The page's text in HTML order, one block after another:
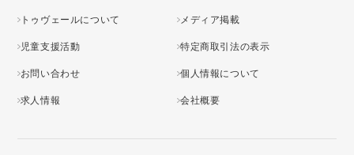
トゥヴェールについて メディア掲載
児童支援活動 特定商取引法の表示
お問い合わせ 個人情報について
求人情報 会社概要